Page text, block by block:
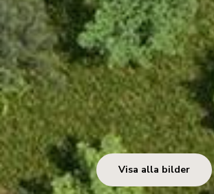
Visa alla bilder